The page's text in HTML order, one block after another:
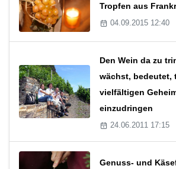
Tropfen aus
04.09.2015 12:40
Den Wein da zu
wächst, bedeutet,
vielfältigen
einzudringen
24.06.2011 17:15
Genuss- und